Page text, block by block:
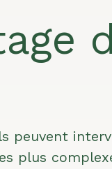
peuvent
plus